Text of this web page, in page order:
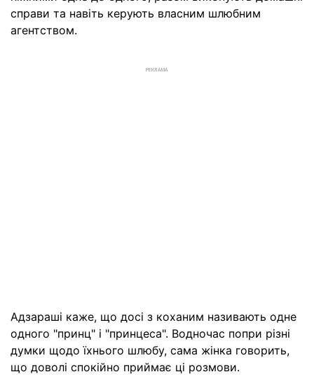
справи та навіть керують власним шлюбним
агентством.
РЕКЛАМА
Адзараші каже, що досі з коханим називають одне
одного "принц" і "принцеса". Водночас попри різні
думки щодо їхнього шлюбу, сама жінка говорить,
що доволі спокійно приймає ці розмови.